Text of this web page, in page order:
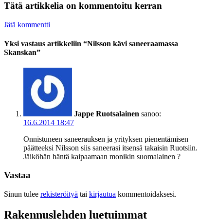
Tätä artikkelia on kommentoitu kerran
Jätä kommentti
Yksi vastaus artikkeliin “Nilsson kävi saneeraamassa
Skanskan”
Jappe Ruotsalainen sanoo:
16.6.2014 18:47
Onnistuneen saneerauksen ja yrityksen pienentämisen
päätteeksi Nilsson siis saneerasi itsensä takaisin Ruotsiin.
Jäiköhän häntä kaipaamaan monikin suomalainen ?
Vastaa
Sinun tulee rekisteröityä tai kirjautua kommentoidaksesi.
Rakennuslehden luetuimmat